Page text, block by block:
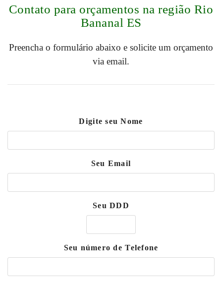
Contato para orçamentos na região Rio
Bananal ES
Preencha o formulário abaixo e solicite um orçamento
via email.
Digite seu Nome
Seu Email
Seu DDD
Seu número de Telefone